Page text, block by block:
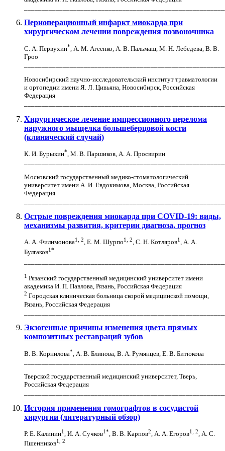
Периоперационный инфаркт миокарда при
хирургическом лечении повреждения позвоночника
С. А. Первухин*, А. М. Агеенко, А. В. Пальмаш, М. Н. Лебедева, В. В.
Гроо
Новосибирский научно-исследовательский институт травматологии
и ортопедии имени Я. Л. Цивьяна, Новосибирск, Российская
Федерация
Хирургическое лечение импрессионного перелома
наружного мыщелка большеберцовой кости
(клинический случай)
К. И. Бурыкин*, М. В. Паршиков, А. А. Просвирин
Московский государственный медико-стоматологический
университет имени А. И. Евдокимова, Москва, Российская
Федерация
Острые повреждения миокарда при COVID-19: виды,
механизмы развития, критерии диагноза, прогноз
А. А. Филимонова1, 2, Е. М. Шурпо1, 2, С. Н. Котляров1, А. А.
Булгаков1*
1 Рязанский государственный медицинский университет имени
академика И. П. Павлова, Рязань, Российская Федерация
2 Городская клиническая больница скорой медицинской помощи,
Рязань, Российская Федерация
Экзогенные причины изменения цвета прямых
композитных реставраций зубов
В. В. Корнилова*, А. В. Блинова, В. А. Румянцев, Е. В. Битюкова
Тверской государственный медицинский университет, Тверь,
Российская Федерация
История применения гомографтов в сосудистой
хирургии (литературный обзор)
Р. Е. Калинин1, И. А. Сучков1*, В. В. Карпов2, А. А. Егоров1, 2, А. С.
Пшенников1, 2